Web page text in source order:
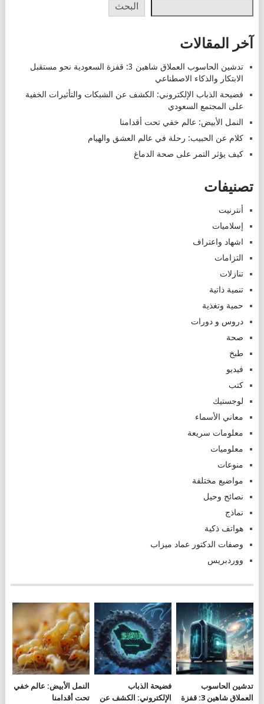
البحث
آخر المقالات
تدشين الحاسوب العملاق شاهين 3: قفزة السعودية نحو مستقبل
الابتكار والذكاء الاصطناعي
فضيحة الذباب الإلكتروني: الكشف عن الشبكات والتأثيرات الخفية
على المجتمع السعودي
النمل الأبيض: عالم خفي تحت أقدامنا
كلام عن الحبيب: رحلة في عالم العشق والهيام
كيف يؤثر التمر على صحة الدماغ
تصنيفات
أنترنيت
إسلاميات
اشهاد واعتراف
التزامات
تنازلات
تنمية ذاتية
حمية وتغذية
دروس و دورات
صحة
طبخ
فيديو
كتب
لوجستيك
معاني الأسماء
معلومات سريعة
معلوميات
منوعات
مواضيع مختلفة
نصائح وحيل
نماذج
هواتف ذكية
وصفات الدكتور عماد ميزاب
ووردبريس
تدشين الحاسوب
العملاق شاهين 3: قفزة
فضيحة الذباب
الإلكتروني: الكشف عن
النمل الأبيض: عالم خفي
تحت أقدامنا